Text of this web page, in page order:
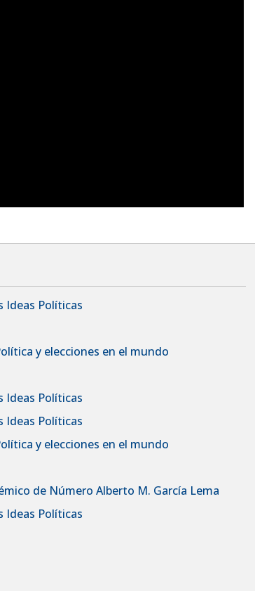
Ideas Políticas
y elecciones en el mundo
Ideas Políticas
Ideas Políticas
y elecciones en el mundo
de Número Alberto M. García Lema
Ideas Políticas